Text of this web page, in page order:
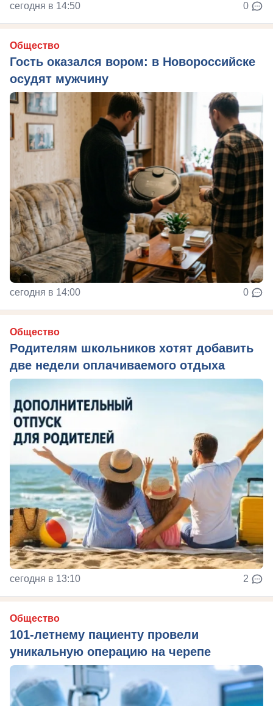
сегодня в 14:50 0
Общество
Гость оказался вором: в Новороссийске
осудят мужчину
сегодня в 14:00 0
Общество
Родителям школьников хотят добавить
две недели оплачиваемого отдыха
сегодня в 13:10 2
Общество
101-летнему пациенту провели
уникальную операцию на черепе